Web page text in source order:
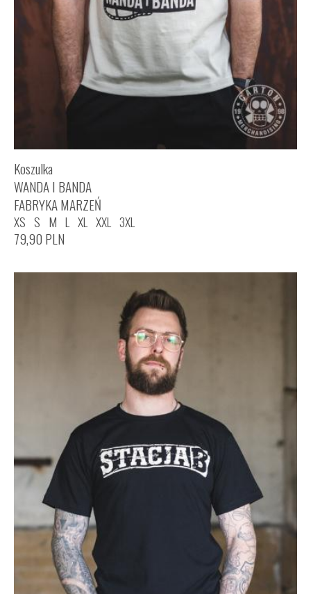
Koszulka
WANDA I BANDA
FABRYKA MARZEŃ
XS S M L XL XXL 3XL
79,90 PLN